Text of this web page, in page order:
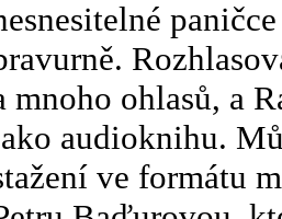
mnoho ohlasů, a
audioknihu.
ve formátu